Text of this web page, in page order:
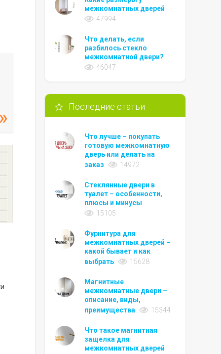
межкомнатных дверей
47994
Что делать, если
разбилось стекло
межкомнатной двери?
46047
Последние статьи
Что лучше – покупать
готовую межкомнатную
дверь или делать на
заказ
14972
Стеклянные двери в
туалет – особенности,
плюсы и минусы
15105
Фурнитура для
межкомнатных дверей –
какой бывает и как
выбрать
15628
Магнитные
межкомнатные двери –
описание, виды,
преимущества
15344
Что такое магнитная
защелка для
межкомнатных дверей